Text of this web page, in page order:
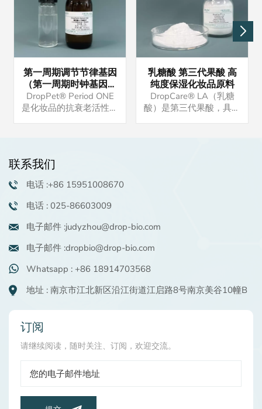
第一周期调节节律基因
（第一周期时钟基因）
调节生物钟
DropPet® Period ONE
是化妆品的抗衰老活性原
乳糖酸 第三代果酸 高
纯度保湿化妆品原料
DropCare® LA（乳糖
酸）是第三代果酸，具有
联系我们
电话 :+86 15951008670
电话 : 025-86603009
电子邮件 :judyzhou@drop-bio.com
电子邮件 :dropbio@drop-bio.com
Whatsapp : +86 18914703568
地址 : 南京市江北新区沿江街道江启路8号南京美谷10幢B
订阅
请继续阅读，随时关注、订阅，欢迎交流。